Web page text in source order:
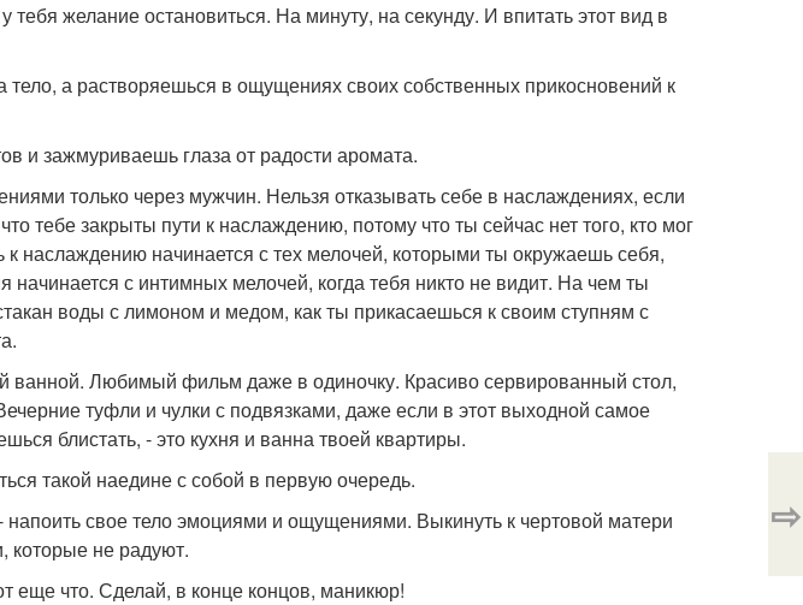
тебя желание остановиться. На минуту, на секунду. И впитать этот вид в
тело, а растворяешься в ощущениях своих собственных прикосновений к
и зажмуриваешь глаза от радости аромата.
только через мужчин. Нельзя отказывать себе в наслаждениях, если
тебе закрыты пути к наслаждению, потому что ты сейчас нет того, кто мог
наслаждению начинается с тех мелочей, которыми ты окружаешь себя,
начинается с интимных мелочей, когда тебя никто не видит. На чем ты
воды с лимоном и медом, как ты прикасаешься к своим ступням с
ванной. Любимый фильм даже в одиночку. Красиво сервированный стол,
туфли и чулки с подвязками, даже если в этот выходной самое
блистать, - это кухня и ванна твоей квартиры.
такой наедине с собой в первую очередь.
свое тело эмоциями и ощущениями. Выкинуть к чертовой матери
не радуют.
еще что. Сделай, в конце концов, маникюр!
⇨